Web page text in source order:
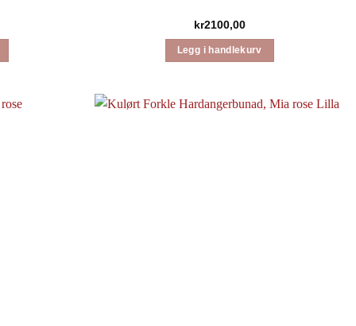
kr2100,00
Legg i handlekurv